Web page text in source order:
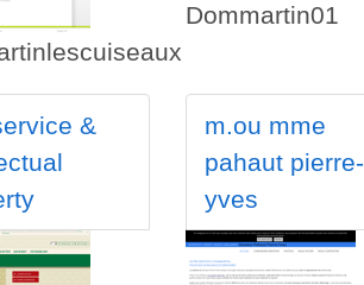
Dommartin01
&
m.ou mme
pahaut pierre-
yves